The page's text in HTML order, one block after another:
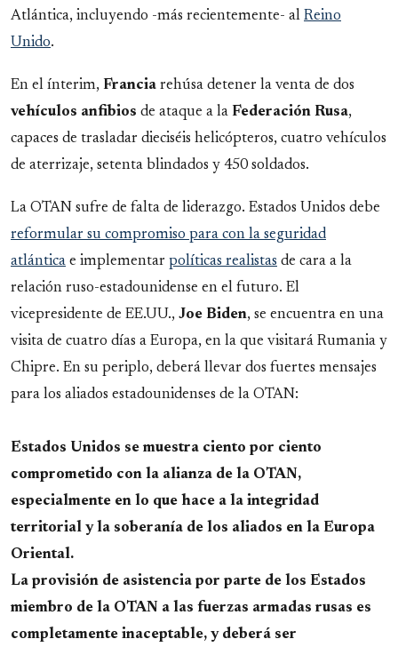
Atlántica, incluyendo -más recientemente- al Reino
Unido.
En el ínterim, Francia rehúsa detener la venta de dos
vehículos anfibios de ataque a la Federación Rusa,
capaces de trasladar dieciséis helicópteros, cuatro vehículos
de aterrizaje, setenta blindados y 450 soldados.
La OTAN sufre de falta de liderazgo. Estados Unidos debe
reformular su compromiso para con la seguridad
atlántica e implementar políticas realistas de cara a la
relación ruso-estadounidense en el futuro. El
vicepresidente de EE.UU., Joe Biden, se encuentra en una
visita de cuatro días a Europa, en la que visitará Rumania y
Chipre. En su periplo, deberá llevar dos fuertes mensajes
para los aliados estadounidenses de la OTAN:
Estados Unidos se muestra ciento por ciento
comprometido con la alianza de la OTAN,
especialmente en lo que hace a la integridad
territorial y la soberanía de los aliados en la Europa
Oriental.
La provisión de asistencia por parte de los Estados
miembro de la OTAN a las fuerzas armadas rusas es
completamente inaceptable, y deberá ser